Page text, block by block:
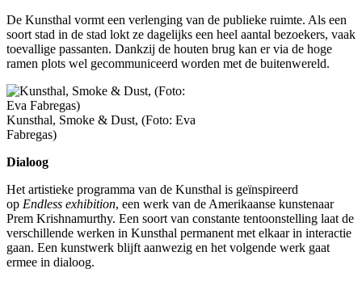
De Kunsthal vormt een verlenging van de publieke ruimte. Als een
soort stad in de stad lokt ze dagelijks een heel aantal bezoekers, vaak
toevallige passanten. Dankzij de houten brug kan er via de hoge
ramen plots wel gecommuniceerd worden met de buitenwereld.
Kunsthal, Smoke & Dust, (Foto: Eva
Fabregas)
Dialoog
Het artistieke programma van de Kunsthal is geïnspireerd
op Endless exhibition, een werk van de Amerikaanse kunstenaar
Prem Krishnamurthy. Een soort van constante tentoonstelling laat de
verschillende werken in Kunsthal permanent met elkaar in interactie
gaan. Een kunstwerk blijft aanwezig en het volgende werk gaat
ermee in dialoog.